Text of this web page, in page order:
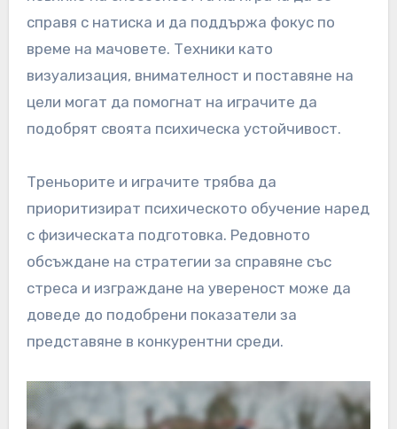
справя с натиска и да поддържа фокус по
време на мачовете. Техники като
визуализация, внимателност и поставяне на
цели могат да помогнат на играчите да
подобрят своята психическа устойчивост.
Треньорите и играчите трябва да
приоритизират психическото обучение наред
с физическата подготовка. Редовното
обсъждане на стратегии за справяне със
стреса и изграждане на увереност може да
доведе до подобрени показатели за
представяне в конкурентни среди.